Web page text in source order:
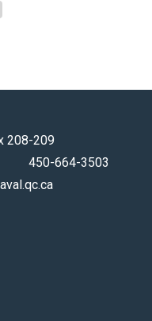
Locaux 208-209
450-664-3503